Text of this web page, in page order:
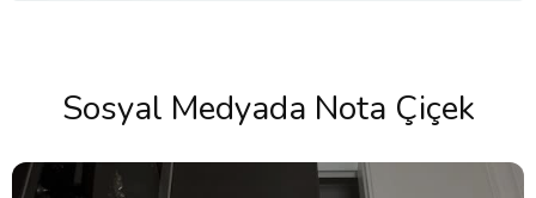
Sosyal Medyada Nota Çiçek